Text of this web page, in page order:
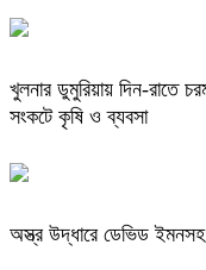
খুলনার ডুমুরিয়ায় দিন-রাতে
সংকটে কৃষি ও ব্যবসা
অস্ত্র উদ্ধারে ডেভিড ইমনসহ